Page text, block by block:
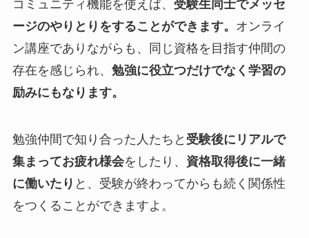
コミュニティ機能を使えば、 受験生同士でメッセ
ージのやりとりをすることができます。 オンライ
ン講座でありながらも、同じ資格を目指す仲間の
存在を感じられ、 勉強に役立つだけでなく学習の
励みにもなります。
勉強仲間で知り合った人たちと 受験後にリアルで
集まってお疲れ様会をしたり、 資格取得後に一緒
に働いたり と、受験が終わってからも続く関係性
をつくることができますよ。